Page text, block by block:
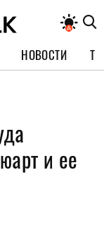
НОВОСТИ
и ее